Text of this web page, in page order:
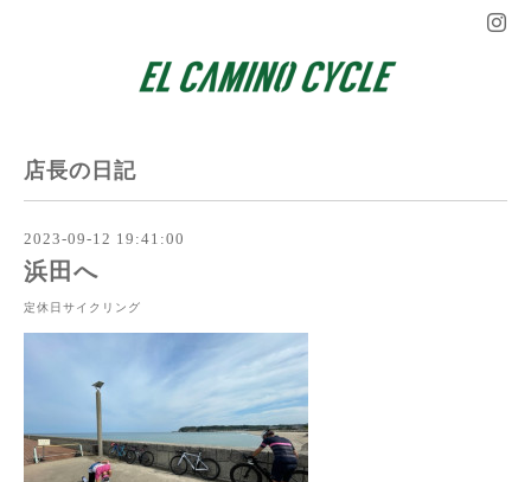
店長の日記
2023-09-12 19:41:00
浜田へ
定休日サイクリング